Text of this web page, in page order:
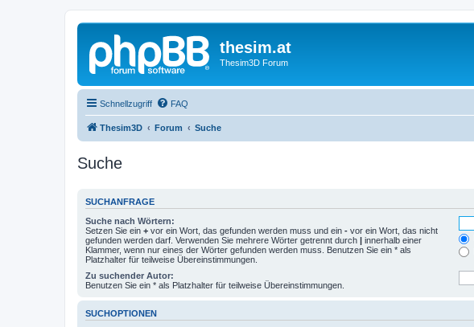
thesim.at
Thesim3D Forum
Schnellzugriff FAQ
Thesim3D Forum Suche
Suche
SUCHANFRAGE
Suche nach Wörtern:
Setzen Sie ein + vor ein Wort, das gefunden werden muss und ein - vor ein Wort, das nicht
gefunden werden darf. Verwenden Sie mehrere Wörter getrennt durch | innerhalb einer
Klammer, wenn nur eines der Wörter gefunden werden muss. Benutzen Sie ein * als
Platzhalter für teilweise Übereinstimmungen.
Zu suchender Autor:
Benutzen Sie ein * als Platzhalter für teilweise Übereinstimmungen.
SUCHOPTIONEN